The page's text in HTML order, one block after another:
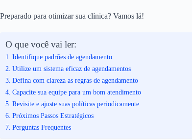
Preparado para otimizar sua clínica? Vamos lá!
O que você vai ler:
Identifique padrões de agendamento
Utilize um sistema eficaz de agendamentos
Defina com clareza as regras de agendamento
Capacite sua equipe para um bom atendimento
Revisite e ajuste suas políticas periodicamente
Próximos Passos Estratégicos
Perguntas Frequentes